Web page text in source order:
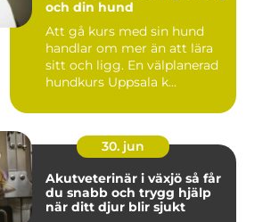
och din hund
Att gå kurs med sin hund
handlar om mer än att lära
sitt och ligg. En välplanerad
hundkurs Uppsala k...
30. jun
Akutveterinär i växjö så får
du snabb och trygg hjälp
när ditt djur blir sjukt